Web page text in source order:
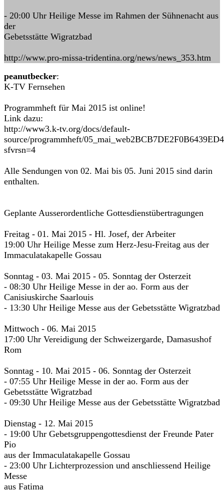
- 20:00 Uhr Heilige Messe im Rahmen der Sühnenacht aus
der
Gebetsstätte Wigratzbad
http://www.pro-missa-tridentina.org/news/news_353.htm
peanutbecker:
K-TV Fernsehen
Programmheft für Mai 2015 ist online!
Link dazu:
http://www3.k-tv.org/docs/default-
source/programmheft/
sfvrsn=4
Alle Sendungen von 02. Mai bis 05. Juni 2015 sind darin
enthalten.
Geplante Ausserordentliche Gottesdienstübertragungen
Freitag - 01. Mai 2015 - Hl. Josef, der Arbeiter
19:00 Uhr Heilige Messe zum Herz-Jesu-Freitag aus der
Immaculatakapelle Gossau
Sonntag - 03. Mai 2015 - 05. Sonntag der Osterzeit
- 08:30 Uhr Heilige Messe in der ao. Form aus der
Canisiuskirche Saarlouis
- 13:30 Uhr Heilige Messe aus der Gebetsstätte Wigratzbad
Mittwoch - 06. Mai 2015
17:00 Uhr Vereidigung der Schweizergarde, Damasushof
Rom
Sonntag - 10. Mai 2015 - 06. Sonntag der Osterzeit
- 07:55 Uhr Heilige Messe in der ao. Form aus der
Gebetsstätte Wigratzbad
- 09:30 Uhr Heilige Messe aus der Gebetsstätte Wigratzbad
Dienstag - 12. Mai 2015
- 19:00 Uhr Gebetsgruppengottesdienst der Freunde Pater
Pio
aus der Immaculatakapelle Gossau
- 23:00 Uhr Lichterprozession und anschliessend Heilige
Messe
aus Fatima